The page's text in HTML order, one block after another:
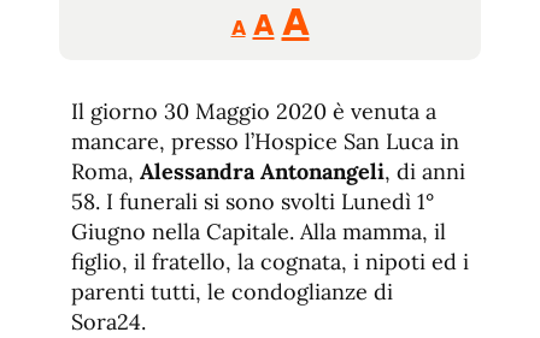
A
Reducir
tamaño
A Restablecer
de
fuente
AAumentar
de
fuente.
Il giorno 30 Maggio 2020 è venuta a
mancare, presso l’Hospice San Luca in
Roma, Alessandra Antonangeli, di anni
58. I funerali si sono svolti Lunedì 1°
Giugno nella Capitale. Alla mamma, il
figlio, il fratello, la cognata, i nipoti ed i
parenti tutti, le condoglianze di
Sora24.